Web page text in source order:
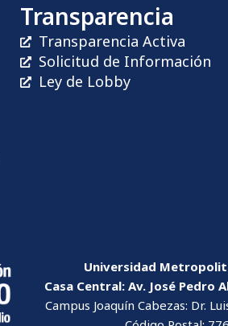
Transparencia
Transparencia Activa
Solicitud de Información
Ley de Lobby
Universidad
Casa Central: Av. José Pedro
Campus Joaquín Cabezas: Dr.